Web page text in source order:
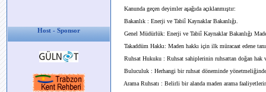
Host - Sponsor
Kanunda geçen deyimler aşağıda açıklanmıştır:
Bakanlık : Enerji ve Tabiî Kaynaklar Bakanlığı.
Genel Müdürlük: Enerji ve Tabiî Kaynaklar Bakanlığı
Takaddüm Hakkı: Maden hakkı için ilk müracaat edene
Ruhsat Hukuku : Ruhsat sahiplerinin ruhsattan doğan hak
Buluculuk : Herhangi bir ruhsat döneminde
Arama Ruhsatı : Belirli bir alanda maden arama